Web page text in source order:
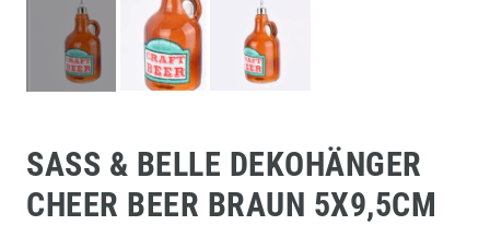
SASS & BELLE DEKOHÄNGER
CHEER BEER BRAUN 5X9,5CM